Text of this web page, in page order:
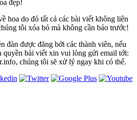
đẹp!
hoa do đó tất cả các bài viết không liên
tôi xóa bỏ mà không cần báo trước!
đàn được đăng bởi các thành viên, nếu
quyền bài viết xin vui lòng gửi email tới:
chúng tôi sẽ xử lý ngay khi có thể.